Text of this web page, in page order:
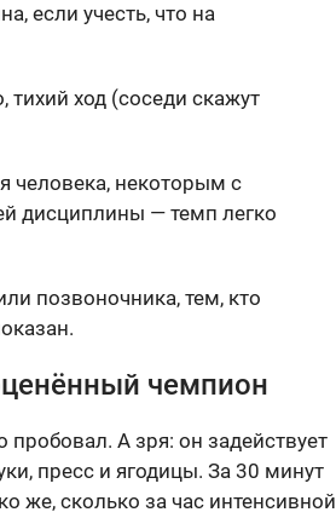
если учесть, что на
тихий ход (соседи скажут
человека, некоторым с
дисциплины — темп легко
позвоночника, тем, кто
чемпион
А зря: он задействует
пресс и ягодицы. За 30 минут
же, сколько за час интенсивной